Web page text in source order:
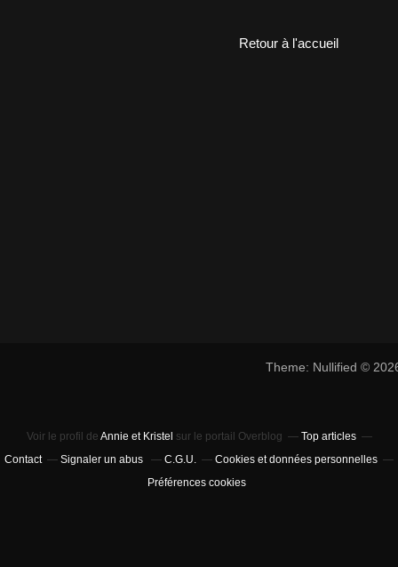
Retour à l'accueil
Theme: Nullified ©
Voir le profil de Annie et Kristel sur le portail Overblog
Top articles
Contact
Signaler un abus C.G.U.
Cookies et données personnelles
Préférences cookies